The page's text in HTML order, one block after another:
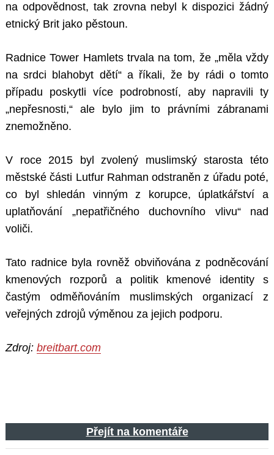
na odpovědnost, tak zrovna nebyl k dispozici žádný
etnický Brit jako pěstoun.
Radnice Tower Hamlets trvala na tom, že „měla vždy
na srdci blahobyt dětí“ a říkali, že by rádi o tomto
případu poskytli více podrobností, aby napravili ty
„nepřesnosti,“ ale bylo jim to právními zábranami
znemožněno.
V roce 2015 byl zvolený muslimský starosta této
městské části Lutfur Rahman odstraněn z úřadu poté,
co byl shledán vinným z korupce, úplatkářství a
uplatňování „nepatřičného duchovního vlivu“ nad
voliči.
Tato radnice byla rovněž obviňována z podněcování
kmenových rozporů a politik kmenové identity s
častým odměňováním muslimských organizací z
veřejných zdrojů výměnou za jejich podporu.
Zdroj: breitbart.com
Přejít na komentáře